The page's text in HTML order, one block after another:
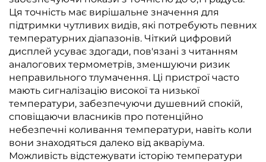
Ця точність має вирішальне значення для
підтримки чутливих видів, які потребують певних
температурних діапазонів. Чіткий цифровий
дисплей усуває здогади, пов'язані з читанням
аналогових термометрів, зменшуючи ризик
неправильного тлумачення. Ці пристрої часто
мають сигналізацію високої та низької
температури, забезпечуючи душевний спокій,
сповіщаючи власників про потенційно
небезпечні коливання температури, навіть коли
вони знаходяться далеко від акваріума.
Можливість відстежувати історію температури